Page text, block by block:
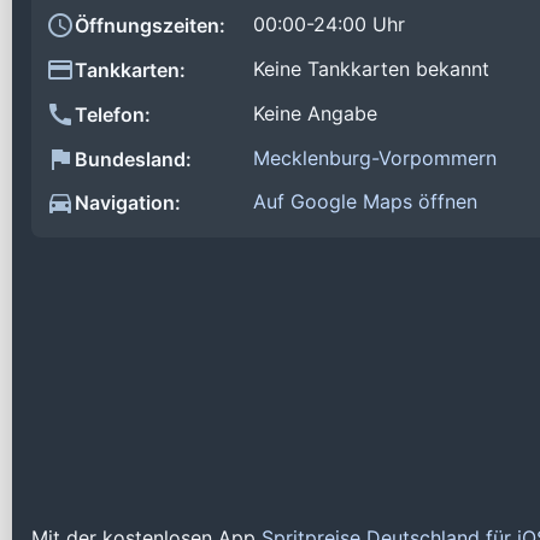
Öffnungszeiten:
00:00-24:00 Uhr
Tankkarten:
Keine Tankkarten bekannt
Telefon:
Keine Angabe
Bundesland:
Mecklenburg-Vorpommern
Navigation:
Auf Google Maps öffnen